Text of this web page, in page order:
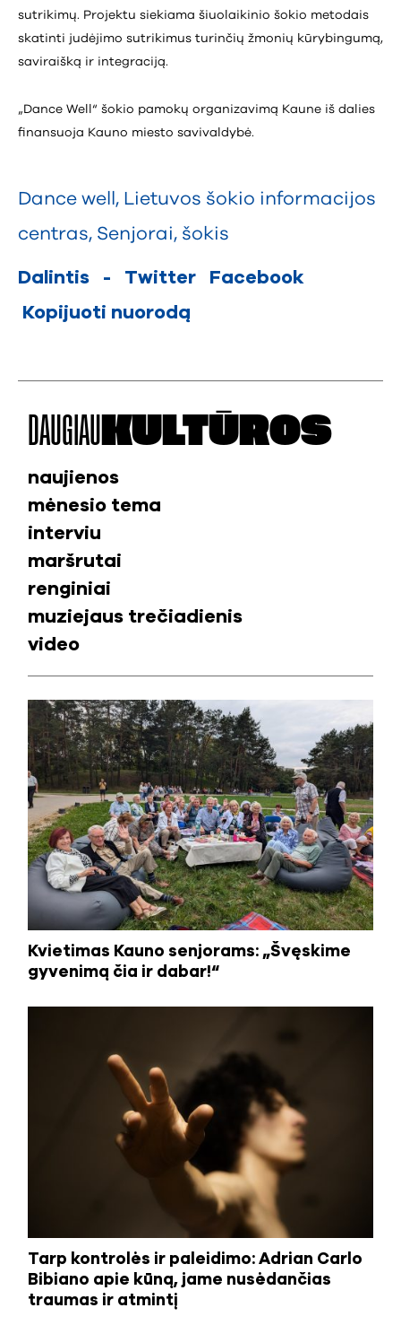
sutrikimų. Projektu siekiama šiuolaikinio šokio metodais
skatinti judėjimo sutrikimus turinčių žmonių kūrybingumą,
saviraišką ir integraciją.
„Dance Well“ šokio pamokų organizavimą Kaune iš dalies
finansuoja Kauno miesto savivaldybė.
Dance well , Lietuvos šokio informacijos
centras, Senjorai, šokis
Dalintis - Twitter
Facebook
Kopijuoti nuorodą
DAUGIAU KULTŪROS
Kvietimas Kauno senjorams: „Švęskime
gyvenimą čia ir dabar!“
Tarp kontrolės ir paleidimo: Adrian Carlo
Bibiano apie kūną, jame nusėdančias
traumas ir atmintį
naujienos
mėnesio tema
interviu
maršrutai
renginiai
muziejaus trečiadienis
video